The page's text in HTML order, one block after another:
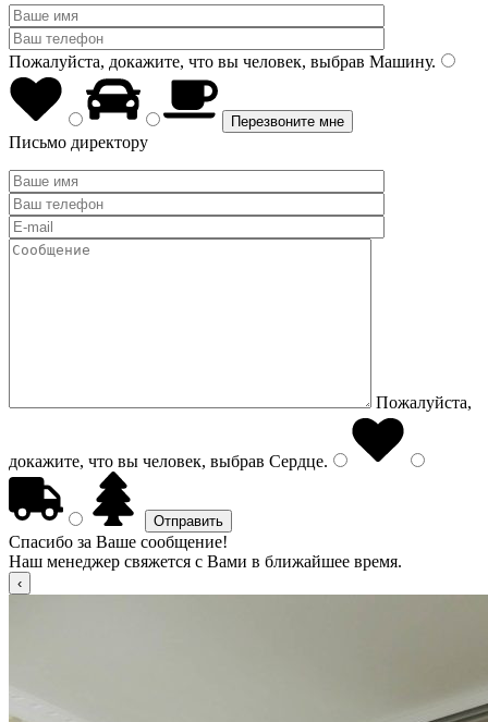
Пожалуйста, докажите, что вы человек, выбрав Машину.
Письмо директору
Пожалуйста,
докажите, что вы человек, выбрав Сердце.
Спасибо за Ваше сообщение!
Наш менеджер свяжется с Вами в ближайшее время.